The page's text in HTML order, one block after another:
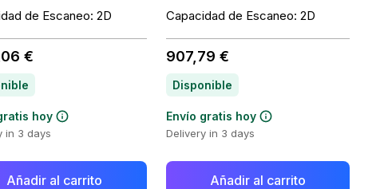
de Escaneo: 2D
€
hoy
in 3 days
Añadir al carrito
Capacidad de Escaneo: 2D
907,79 €
Disponible
Envío gratis hoy
Delivery in 3 days
Añadir al carrito